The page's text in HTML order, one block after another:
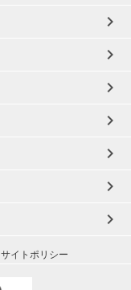
chevron_right
chevron_right
chevron_right
chevron_right
chevron_right
chevron_right
chevron_right
サイトポリシー